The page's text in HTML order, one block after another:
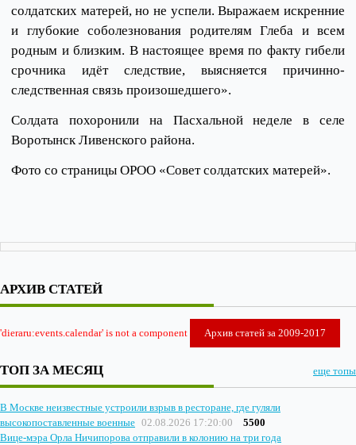
солдатских матерей, но не успели. Выражаем искренние
и глубокие соболезнования родителям Глеба и всем
родным и близким. В настоящее время по факту гибели
срочника идёт следствие, выясняется причинно-
следственная связь произошедшего».
Солдата похоронили на Пасхальной неделе в селе
Воротынск Ливенского района.
Фото со страницы ОРОО «Совет солдатских матерей».
АРХИВ СТАТЕЙ
'dieraru:events.calendar' is not a component Архив статей за 2009-2017
ТОП ЗА МЕСЯЦ еще топы
В Москве неизвестные устроили взрыв в ресторане, где гуляли
высокопоставленные военные 02.08.2026 17:20:00
5500
Вице-мэра Орла Ничипорова отправили в колонию на три года